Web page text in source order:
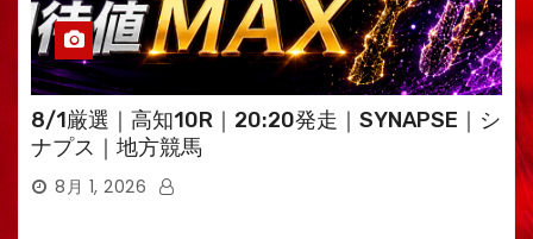
8/1厳選｜高知10R｜20:20発走｜SYNAPSE｜シ
ナプス｜地方競馬
8月 1, 2026